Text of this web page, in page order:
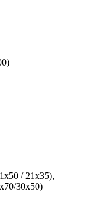
/ 21x35),
30x50)